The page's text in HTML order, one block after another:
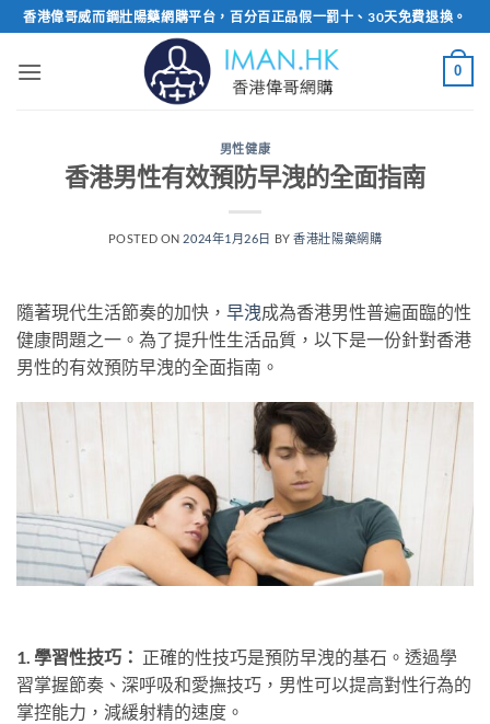
Skip
to
content
香港偉哥威而鋼壯陽藥網購平台，百分百正品假一罰十、30天免費退換。
0
男性健康
香港男性有效預防早洩的全面指南
POSTED ON 2024年1月26日 BY香港壯陽藥網購
隨著現代生活節奏的加快， 早洩成為香港男性普遍面臨的性
健康問題之一。為了提升性生活品質，以下是一份針對香港
男性的有效預防早洩的全面指南。
1. 學習性技巧： 正確的性技巧是預防早洩的基石。透過學
習掌握節奏、深呼吸和愛撫技巧，男性可以提高對性行為的
掌控能力，減緩射精的速度。